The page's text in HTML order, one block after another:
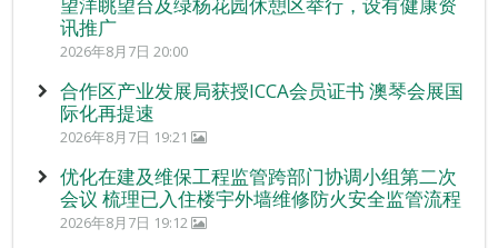
讯推广
2026年8月7日 20:00
合作区产业发展局获授ICCA会员证书 澳琴会展国
际化再提速
2026年8月7日 19:21
优化在建及维保工程监管跨部门协调小组第二次
会议 梳理已入住楼宇外墙维修防火安全监管流程
2026年8月7日 19:12